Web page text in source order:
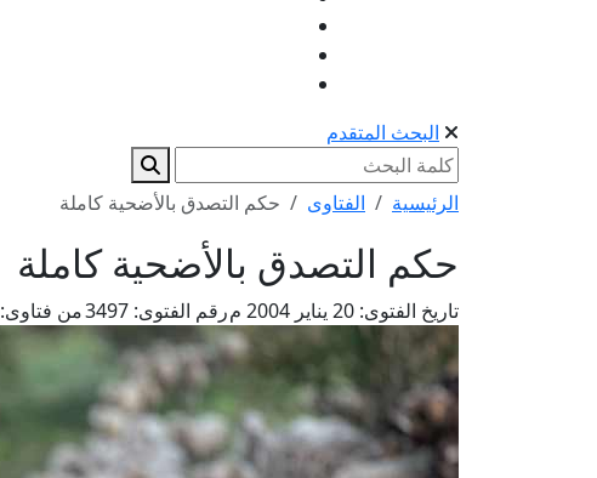
البحث المتقدم
الرئيسية الفتاوى حكم التصدق بالأضحية كاملة
حكم التصدق بالأضحية كاملة
تاريخ الفتوى: رقم الفتوى: 3497 من فتاوى: